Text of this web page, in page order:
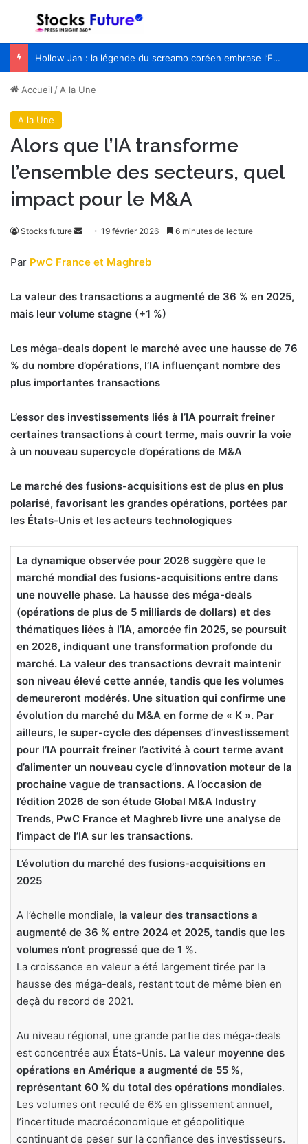
Menu
Hollow Jan : la légende du screamo coréen embrase l’Europe pour la première fois
Accueil /A la Une
A la Une
Alors que l’IA transforme
l’ensemble des secteurs, quel
impact pour le M&A
Stocks future
Envoyer
courriel
19 février 2026 6 minutes de lecture
Par PwC France et Maghreb
La valeur des transactions a augmenté de 36 % en 2025,
mais leur volume stagne (+1 %)
Les méga-deals dopent le marché avec une hausse de 76
% du nombre d’opérations, l’IA influençant nombre des
plus importantes transactions
L’essor des investissements liés à l’IA pourrait freiner
certaines transactions à court terme, mais ouvrir la voie
à un nouveau supercycle d’opérations de M&A
Le marché des fusions-acquisitions est de plus en plus
polarisé, favorisant les grandes opérations, portées par
les États-Unis et les acteurs technologiques
La dynamique observée pour 2026 suggère que le
marché mondial des fusions-acquisitions entre dans
une nouvelle phase. La hausse des méga-deals
(opérations de plus de 5 milliards de dollars) et des
thématiques liées à l’IA, amorcée fin 2025, se poursuit
en 2026, indiquant une transformation profonde du
marché. La valeur des transactions devrait maintenir
son niveau élevé cette année, tandis que les volumes
demeureront modérés. Une situation qui confirme une
évolution du marché du M&A en forme de « K ». Par
ailleurs, le super-cycle des dépenses d’investissement
pour l’IA pourrait freiner l’activité à court terme avant
d’alimenter un nouveau cycle d’innovation moteur de la
prochaine vague de transactions. A l’occasion de
l’édition 2026 de son étude Global M&A Industry
Trends, PwC France et Maghreb livre une analyse de
l’impact de l’IA sur les transactions.
L’évolution du marché des fusions-acquisitions en
2025
A l’échelle mondiale, la valeur des transactions a
augmenté de 36 % entre 2024 et 2025, tandis que les
volumes n’ont progressé que de 1 %.
La croissance en valeur a été largement tirée par la
hausse des méga-deals, restant tout de même bien en
deçà du record de 2021.
Au niveau régional, une grande partie des méga-deals
est concentrée aux États-Unis. La valeur moyenne des
opérations en Amérique a augmenté de 55 %,
représentant 60 % du total des opérations mondiales.
Les volumes ont reculé de 6% en glissement annuel,
l’incertitude macroéconomique et géopolitique
continuant de peser sur la confiance des investisseurs.